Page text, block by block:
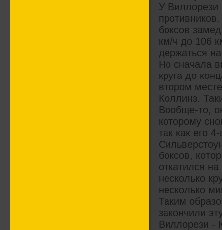
У Виллорези
боксов
км/ч до 106
держаться
Но сначала
круга до
втором
Коллинз.
Вообще-то,
которому
так как его
боксов,
откатился
несколько
несколько
Таким
закончили
Виллорези -